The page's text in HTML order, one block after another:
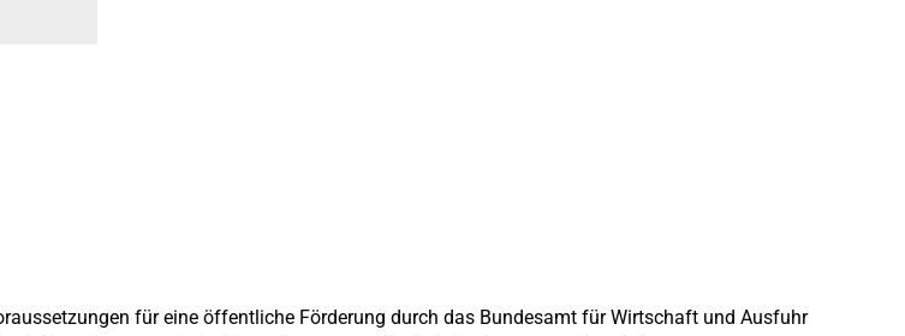
für eine öffentliche Förderung durch das Bundesamt für Wirtschaft und Ausfuhr